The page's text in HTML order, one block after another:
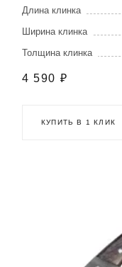
Длина клинка
Ширина клинка
Толщина клинка
4 590 ₽
КУПИТЬ В 1 КЛИК